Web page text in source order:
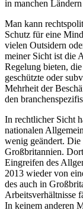
in manchen
Man kann
Schutz für eine
vielen Outsidern
meiner Sicht ist die
Regelung bieten,
geschützte oder
Mehrheit der
den
In rechtlicher Sicht
nationalen
wenig geändert.
Großbritannien.
Eingreifen des
2013 wieder von
des auch in
Arbeitsverhältnisse
In keinem anderen